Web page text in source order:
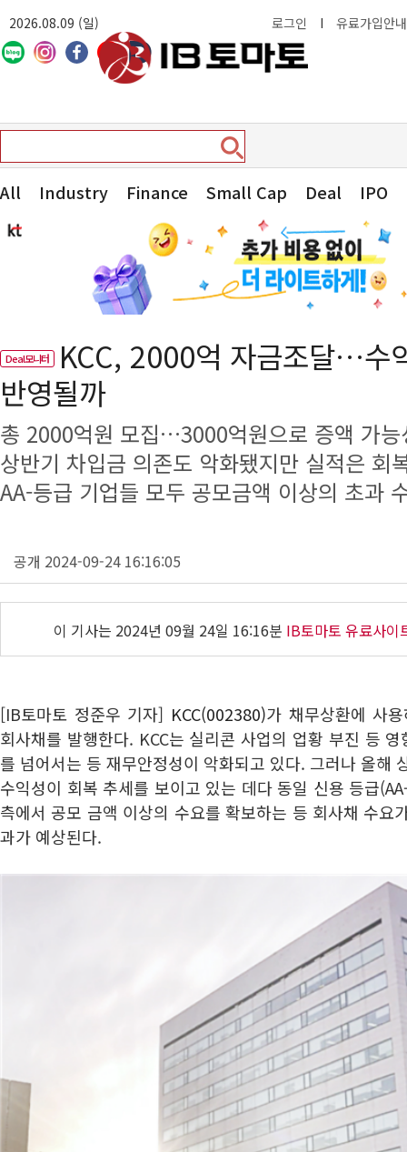
2026.08.09 (일) 로그인 I 유료가입안내
All Industry Finance Small Cap Deal IPO
Deal모니터
KCC, 2000억 자금조달…수
반영될까
총 2000억원 모집…3000억원으로 증액 가능
상반기 차입금 의존도 악화됐지만 실적은 회
AA-등급 기업들 모두 공모금액 이상의 초과
공개 2024-09-24 16:16:05
이 기사는 2024년 09월 24일 16:16분 IB토마토 유료사이
[IB토마토 정준우 기자] KCC(002380)가 채무상환에 사
회사채를 발행한다. KCC는 실리콘 사업의 업황 부진 등
를 넘어서는 등 재무안정성이 악화되고 있다. 그러나 올해
수익성이 회복 추세를 보이고 있는 데다 동일 신용 등급
측에서 공모 금액 이상의 수요를 확보하는 등 회사채 수요
과가 예상된다.